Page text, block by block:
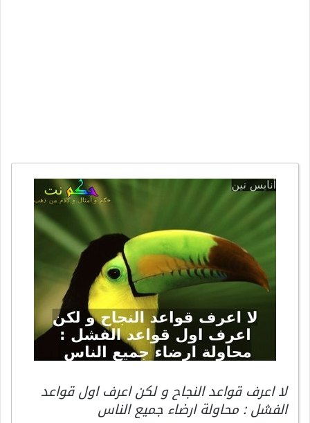
لا اعرف قواعد النجاح و لكن اعرف اول قواعد
الفشل : محاولة ارضاء جميع الناس